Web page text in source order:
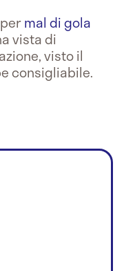
mal di gola
vista di
visto il
consigliabile.